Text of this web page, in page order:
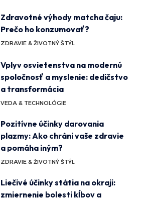
Zdravotné výhody matcha čaju:
Prečo ho konzumovať?
ZDRAVIE & ŽIVOTNÝ ŠTÝL
Vplyv osvietenstva na modernú
spoločnosť a myslenie: dedičstvo
a transformácia
VEDA & TECHNOLÓGIE
Pozitívne účinky darovania
plazmy: Ako chráni vaše zdravie
a pomáha iným?
ZDRAVIE & ŽIVOTNÝ ŠTÝL
Liečivé účinky státia na okraji:
zmiernenie bolesti kĺbov a